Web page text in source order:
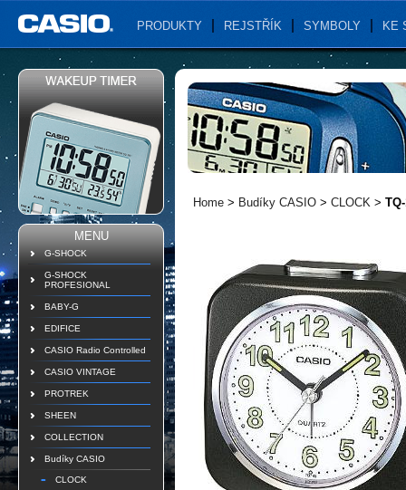
PRODUKTY REJSTŘÍK SYMBOLY KE
MENU
G-SHOCK
G-SHOCK
PROFESIONAL
BABY-G
EDIFICE
CASIO Radio Controlled
CASIO VINTAGE
PROTREK
SHEEN
COLLECTION
Budíky CASIO
CLOCK
Home > Budíky CASIO > CLOCK >